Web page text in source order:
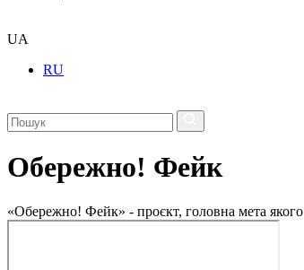
UA
RU
Обережно! Фейк
«Обережно! Фейк» - проєкт, головна мета